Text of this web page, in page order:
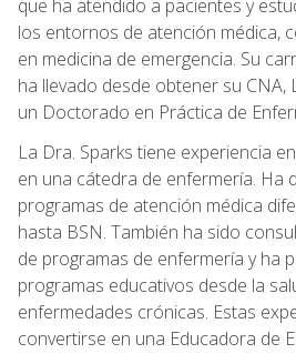
que ha atendido a pacientes y
los entornos de atención médica,
en medicina de emergencia. Su
ha llevado desde obtener su CNA,
un Doctorado en Práctica de
La Dra. Sparks tiene experiencia
en una cátedra de enfermería. Ha
programas de atención médica
hasta BSN. También ha sido
de programas de enfermería y ha
programas educativos desde la
enfermedades crónicas. Estas
convertirse en una Educadora de